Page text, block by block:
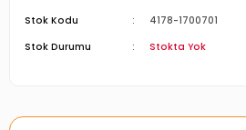
Stok Kodu
4178-1700701
Stok Durumu
Stokta Yok